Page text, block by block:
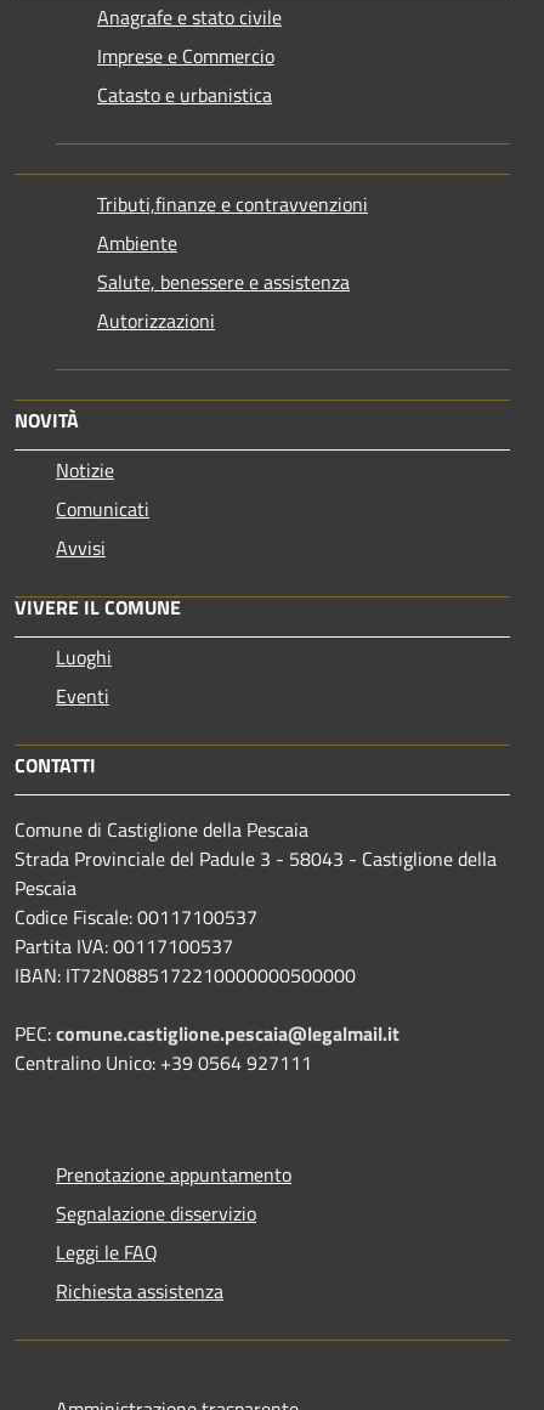
Anagrafe e stato civile
Imprese e Commercio
Catasto e urbanistica
Tributi,finanze e contravvenzioni
Ambiente
Salute, benessere e assistenza
Autorizzazioni
NOVITÀ
Notizie
Comunicati
Avvisi
VIVERE IL COMUNE
Luoghi
Eventi
CONTATTI
Comune di Castiglione della Pescaia
Strada Provinciale del Padule 3 - 58043 - Castiglione della
Pescaia
Codice Fiscale: 00117100537
Partita IVA: 00117100537
IBAN: IT72N0885172210000000500000
PEC:comune.castiglione.pescaia@legalmail.it
Centralino Unico: +39 0564 927111
Prenotazione appuntamento
Segnalazione disservizio
Leggi le FAQ
Richiesta assistenza